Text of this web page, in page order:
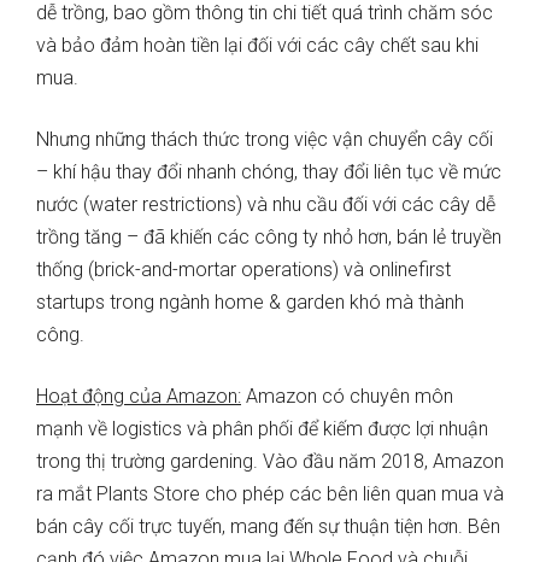
dễ trồng, bao gồm thông tin chi tiết quá trình chăm sóc
và bảo đảm hoàn tiền lại đối với các cây chết sau khi
mua.
Nhưng những thách thức trong việc vận chuyển cây cối
– khí hậu thay đổi nhanh chóng, thay đổi liên tục về mức
nước (water restrictions) và nhu cầu đối với các cây dễ
trồng tăng – đã khiến các công ty nhỏ hơn, bán lẻ truyền
thống (brick-and-mortar operations) và onlinefirst
startups trong ngành home & garden khó mà thành
công.
Hoạt động của Amazon: Amazon có chuyên môn
mạnh về logistics và phân phối để kiếm được lợi nhuận
trong thị trường gardening. Vào đầu năm 2018, Amazon
ra mắt Plants Store cho phép các bên liên quan mua và
bán cây cối trực tuyến, mang đến sự thuận tiện hơn. Bên